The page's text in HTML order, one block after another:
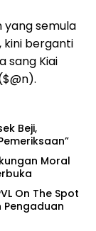
yang semula
kini berganti
sang Kiai
Beji,
Moral
On The Spot
Pengaduan